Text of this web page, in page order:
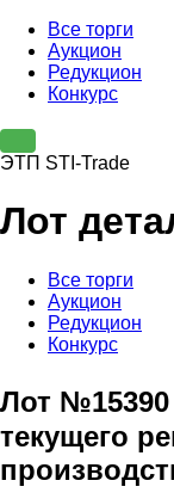
Все торги
Аукцион
Редукцион
Конкурс
ЭТП STI-Trade
Лот
Все торги
Аукцион
Редукцион
Конкурс
Лот
текущего